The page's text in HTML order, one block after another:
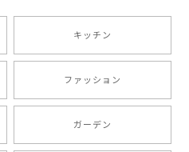
キッチン
ファッション
ガーデン